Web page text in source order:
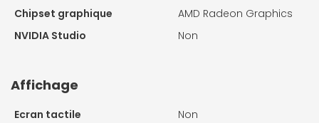
Chipset graphique
AMD Radeon Graphics
NVIDIA Studio
Non
Affichage
Ecran tactile
Non